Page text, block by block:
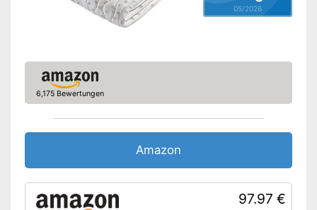
Abschaltautomatik
OEKO-TEX-geprüft
Mit Abschaltautomatik
05/2026
6,175 Bewertungen
Amazon
97.97 €